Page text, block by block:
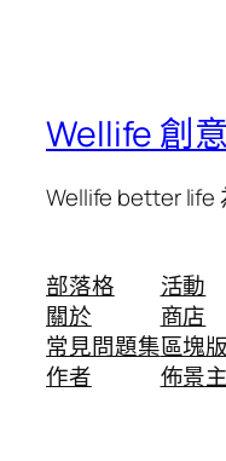
Wellife 創
Wellife better life
部落格
關於
常見問題集
作者
活動
商店
區塊
佈景